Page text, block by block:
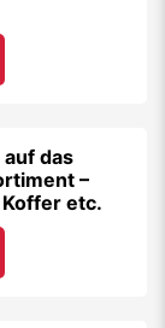
das
–
Koffer etc.